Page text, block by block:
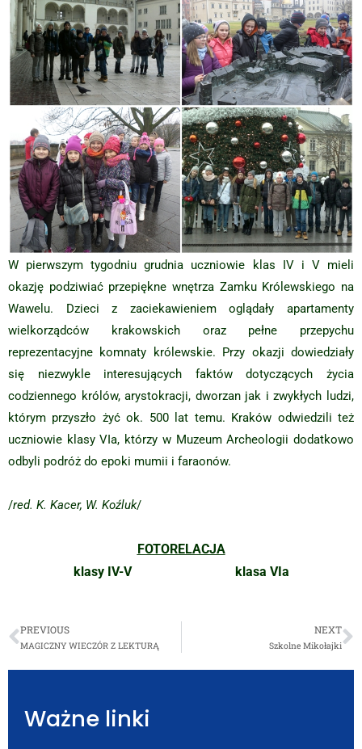
W pierwszym tygodniu grudnia uczniowie klas IV i V mieli
okazję podziwiać przepiękne wnętrza Zamku Królewskiego na
Wawelu. Dzieci z zaciekawieniem oglądały apartamenty
wielkorządców krakowskich oraz pełne przepychu
reprezentacyjne komnaty królewskie. Przy okazji dowiedziały
się niezwykle interesujących faktów dotyczących życia
codziennego królów, arystokracji, dworzan jak i zwykłych ludzi,
którym przyszło żyć ok. 500 lat temu. Kraków odwiedzili też
uczniowie klasy VIa, którzy w Muzeum Archeologii dodatkowo
odbyli podróż do epoki mumii i faraonów.
/red. K. Kacer, W. Koźluk/
FOTORELACJA
klasy IV-V
klasa VIa
PREVIOUS
MAGICZNY WIECZÓR Z LEKTURĄ
NEXT
Szkolne Mikołajki
Ważne linki